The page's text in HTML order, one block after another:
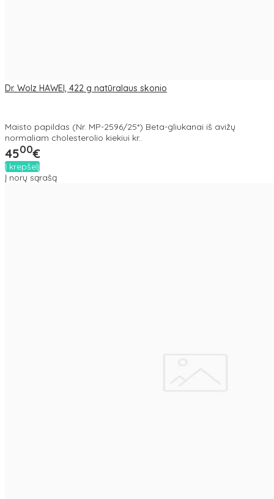
Dr. Wolz HAWEI, 422 g natūralaus skonio
Maisto papildas (Nr. MP-2596/25*) Beta-gliukanai iš avižų
normaliam cholesterolio kiekiui kr..
4500€
Į krepšelį
Į norų sąrašą